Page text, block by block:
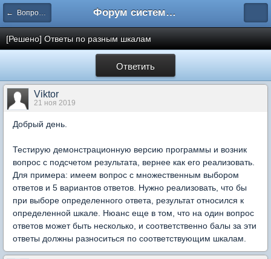
← Вопросы составления тестов Форум системы тестирования INDIGO
[Решено] Ответы по разным шкалам
Ответить
Viktor
21 ноя 2019
Добрый день.
Тестирую демонстрационную версию программы и возник
вопрос с подсчетом результата, вернее как его реализовать.
Для примера: имеем вопрос с множественным выбором
ответов и 5 вариантов ответов. Нужно реализовать, что бы
при выборе определенного ответа, результат относился к
определенной шкале. Нюанс еще в том, что на один вопрос
ответов может быть несколько, и соответственно балы за эти
ответы должны разноситься по соответствующим шкалам.